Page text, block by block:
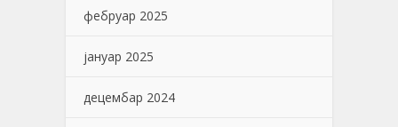
фебруар 2025
јануар 2025
децембар 2024